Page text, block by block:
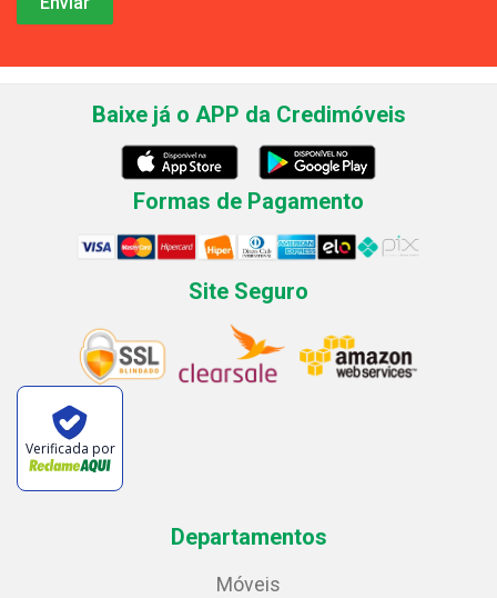
Baixe já o APP da Credimóveis
Formas de Pagamento
Site Seguro
Verificada por
Departamentos
Móveis